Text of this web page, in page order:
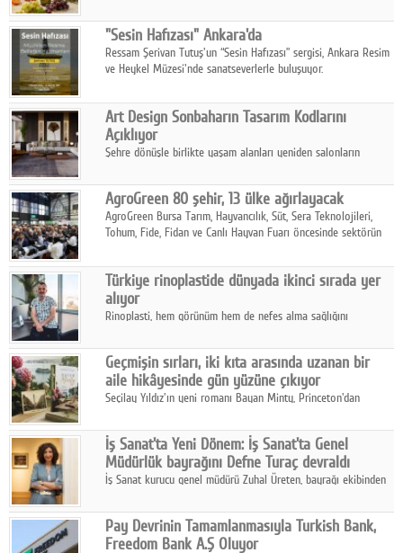
sofralarına taşıyor.
"Sesin Hafızası" Ankara'da
Ressam Şerivan Tutuş'un “Sesin Hafızası” sergisi, Ankara Resim
ve Heykel Müzesi'nde sanatseverlerle buluşuyor.
Art Design Sonbaharın Tasarım Kodlarını
Açıklıyor
Şehre dönüşle birlikte yaşam alanları yeniden salonların
sonbaharın tasarım kodlarını açıklıyor.
AgroGreen 80 şehir, 13 ülke ağırlayacak
AgroGreen Bursa Tarım, Hayvancılık, Süt, Sera Teknolojileri,
Tohum, Fide, Fidan ve Canlı Hayvan Fuarı öncesinde sektörün
Türkiye rinoplastide dünyada ikinci sırada yer
alıyor
Rinoplasti, hem görünüm hem de nefes alma sağlığını
biri konumunda.
Geçmişin sırları, iki kıta arasında uzanan bir
aile hikâyesinde gün yüzüne çıkıyor
Seçilay Yıldız'ın yeni romanı Bayan Minty, Princeton'dan
katmanlı bir aile hikâyesi anlatıyor.
İş Sanat'ta Yeni Dönem: İş Sanat'ta Genel
Müdürlük bayrağını Defne Turaç devraldı
İş Sanat kurucu genel müdürü Zuhal Üreten, bayrağı ekibinden
Pay Devrinin Tamamlanmasıyla Turkish Bank,
Freedom Bank A.Ş Oluyor